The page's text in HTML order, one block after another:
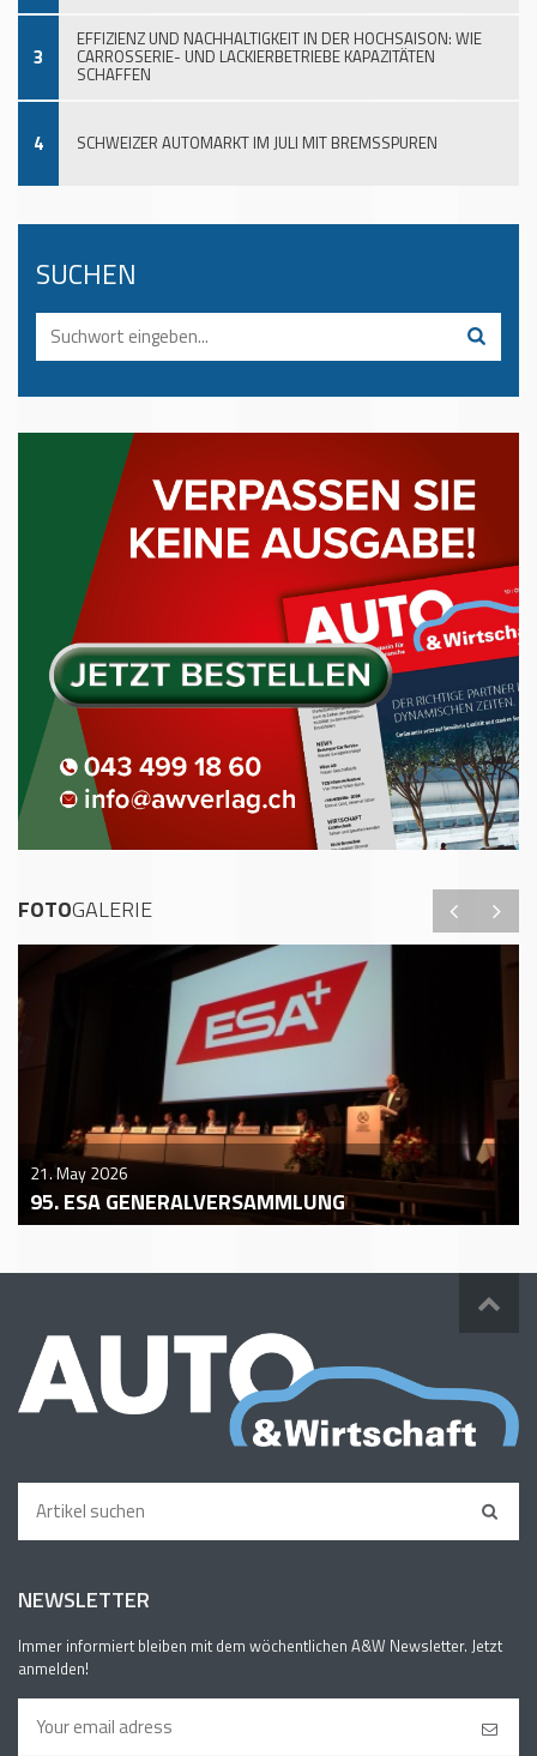
3
EFFIZIENZ UND NACHHALTIGKEIT IN DER HOCHSAISON: WIE
CARROSSERIE- UND LACKIERBETRIEBE KAPAZITÄTEN
SCHAFFEN
4 SCHWEIZER AUTOMARKT IM JULI MIT BREMSSPUREN
SUCHEN
FOTOGALERIE
21. May 2026
95. ESA GENERALVERSAMMLUNG
NEWSLETTER
Immer informiert bleiben mit dem wöchentlichen A&W Newsletter. Jetzt
anmelden!